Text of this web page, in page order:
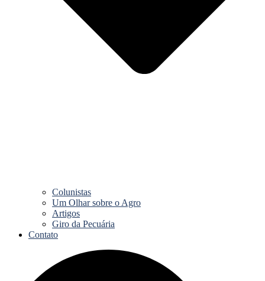
Colunistas
Um Olhar sobre o Agro
Artigos
Giro da Pecuária
Contato